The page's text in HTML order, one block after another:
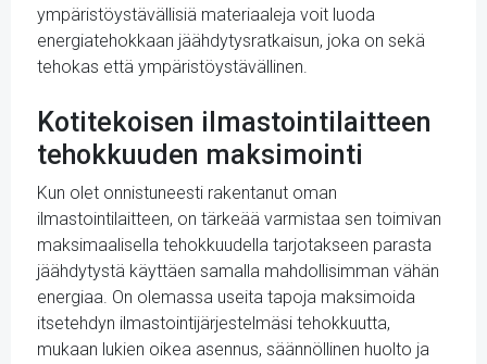
ympäristöystävällisiä materiaaleja voit luoda
energiatehokkaan jäähdytysratkaisun, joka on sekä
tehokas että ympäristöystävällinen.
Kotitekoisen ilmastointilaitteen
tehokkuuden maksimointi
Kun olet onnistuneesti rakentanut oman
ilmastointilaitteen, on tärkeää varmistaa sen toimivan
maksimaalisella tehokkuudella tarjotakseen parasta
jäähdytystä käyttäen samalla mahdollisimman vähän
energiaa. On olemassa useita tapoja maksimoida
itsetehdyn ilmastointijärjestelmäsi tehokkuutta,
mukaan lukien oikea asennus, säännöllinen huolto ja